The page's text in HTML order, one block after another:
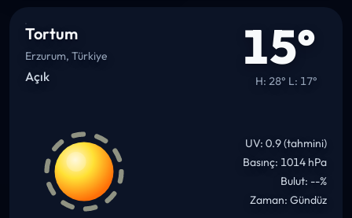
Tortum
Erzurum, Türkiye
Açık 15°
H: 28° L: 17°
UV: 0.9 (tahmini)
Basınç: 1014 hPa
Bulut: --%
Zaman: Gündüz